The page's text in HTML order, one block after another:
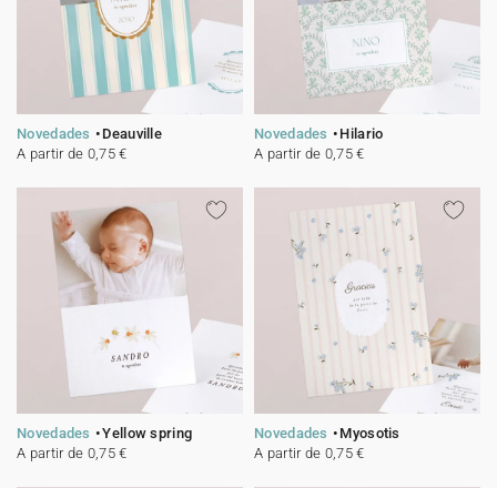
Novedades
Deauville
A partir de 0,75 €
Novedades
Hilario
A partir de 0,75 €
Novedades
Yellow spring
A partir de 0,75 €
Novedades
Myosotis
A partir de 0,75 €